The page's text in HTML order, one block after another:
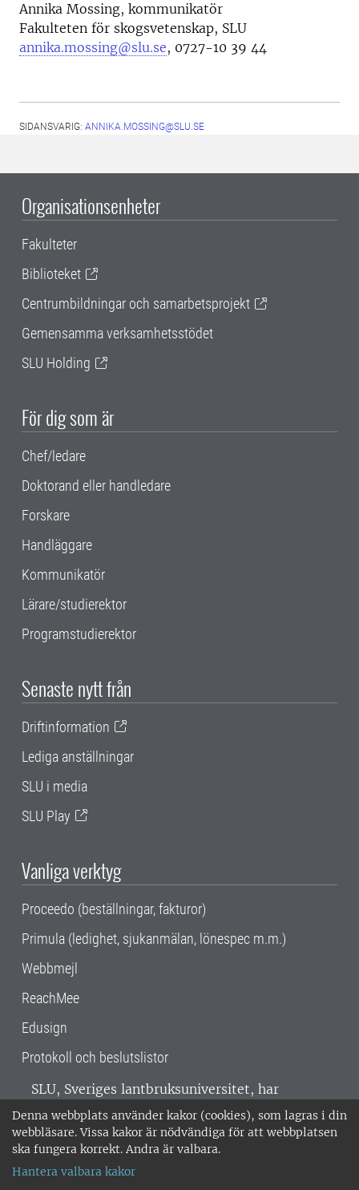
Denna webbplats använder kakor (cookies), som lagras i din
webbläsare. Vissa kakor är nödvändiga för att webbplatsen
ska fungera korrekt. Andra är valbara.
Hantera valbara kakor
Annika Mossing, kommunikatör
Fakulteten för skogsvetenskap, SLU
annika.mossing@slu.se, 0727-10 39 44
SIDANSVARIG: ANNIKA.MOSSING@SLU.SE
Organisationsenheter
Fakulteter
Biblioteket
Centrumbildningar och samarbetsprojekt
Gemensamma verksamhetsstödet
SLU Holding
För dig som är
Chef/ledare
Doktorand eller handledare
Forskare
Handläggare
Kommunikatör
Lärare/studierektor
Programstudierektor
Senaste nytt från
Driftinformation
Lediga anställningar
SLU i media
SLU Play
Vanliga verktyg
Proceedo (beställningar, fakturor)
Primula (ledighet, sjukanmälan, lönespec m.m.)
Webbmejl
ReachMee
Edusign
Protokoll och beslutslistor
SLU, Sveriges lantbruksuniversitet, har
verksamhet över hela Sverige. Huvudorter är
Alnarp, Uppsala och Umeå.SLU är
miljöcertifierat enligt ISO 14001. •
018-67 10 00 • Org nr: 202100-2817 •